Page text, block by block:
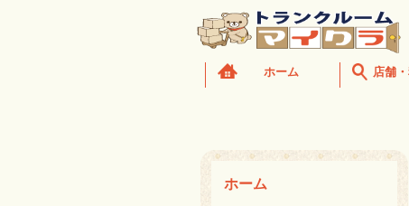
ホーム 店舗
ホーム